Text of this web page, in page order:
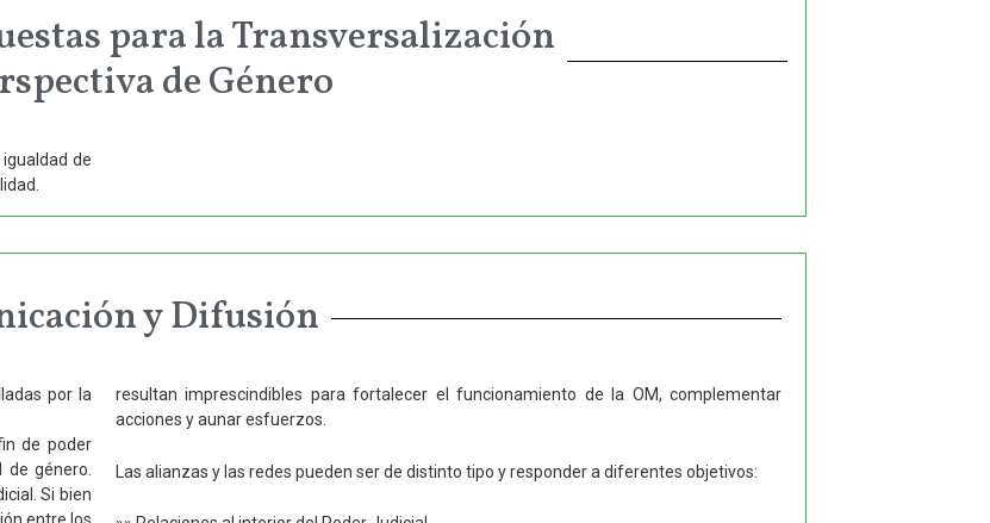
para la Transversalización
de Género
de
y Difusión
por la
de poder
género.
Si bien
resultan imprescindibles para fortalecer el funcionamiento de la OM, complementar
acciones y aunar esfuerzos.
Las alianzas y las redes pueden ser de distinto tipo y responder a diferentes objetivos: